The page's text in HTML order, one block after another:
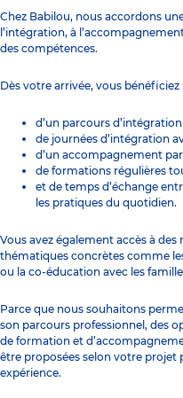
Chez Babilou, nous accordons
l’intégration, à
des compétences.
Dès votre arrivée, vous bénéficiez :
d’un parcours
de journées d’intégration
d’un accompagnement
de formations régulières
et de temps d’échange
les pratiques du quotidien.
Vous avez également accès à
thématiques concrètes comme
ou la co-éducation avec les
Parce que nous souhaitons
son parcours professionnel, des
de formation et
être proposées selon votre projet
expérience.